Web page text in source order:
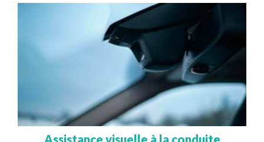
Assistance visuelle à la conduite